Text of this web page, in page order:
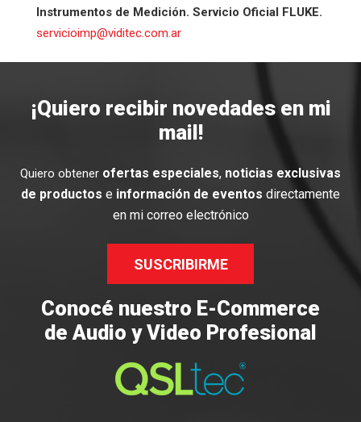
Instrumentos de Medición. Servicio Oficial FLUKE.
servicioimp@viditec.com.ar
¡Quiero recibir novedades en mi
mail!
Quiero obtener ofertas especiales, noticias exclusivas
de productos e información de eventos directamente
en mi correo electrónico
SUSCRIBIRME
Conocé nuestro E-Commerce
de Audio y Video Profesional